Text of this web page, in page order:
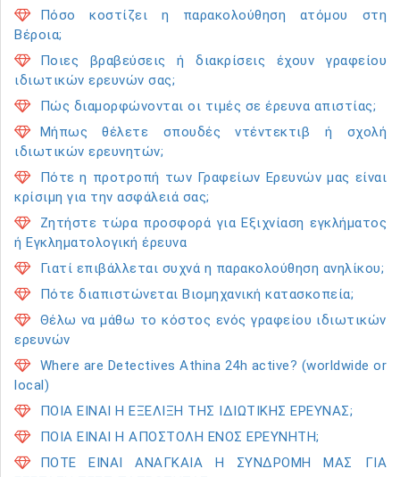
Πόσο κοστίζει η παρακολούθηση ατόμου στη
Βέροια;
Ποιες βραβεύσεις ή διακρίσεις έχουν γραφείου
ιδιωτικών ερευνών σας;
Πώς διαμορφώνονται οι τιμές σε έρευνα απιστίας;
Μήπως θέλετε σπουδές ντέντεκτιβ ή σχολή
ιδιωτικών ερευνητών;
Πότε η προτροπή των Γραφείων Ερευνών μας είναι
κρίσιμη για την ασφάλειά σας;
Ζητήστε τώρα προσφορά για Εξιχνίαση εγκλήματος
ή Εγκληματολογική έρευνα
Γιατί επιβάλλεται συχνά η παρακολούθηση ανηλίκου;
Πότε διαπιστώνεται Βιομηχανική κατασκοπεία;
Θέλω να μάθω το κόστος ενός γραφείου ιδιωτικών
ερευνών
Where are Detectives Athina 24h active? (worldwide or
local)
ΠΟΙΑ ΕΙΝΑΙ Η ΕΞΕΛΙΞΗ ΤΗΣ ΙΔΙΩΤΙΚΗΣ ΕΡΕΥΝΑΣ;
ΠΟΙΑ ΕΙΝΑΙ Η ΑΠΟΣΤΟΛΗ ΕΝΟΣ ΕΡΕΥΝΗΤΗ;
ΠΟΤΕ ΕΙΝΑΙ ΑΝΑΓΚΑΙΑ Η ΣΥΝΔΡΟΜΗ ΜΑΣ ΓΙΑ